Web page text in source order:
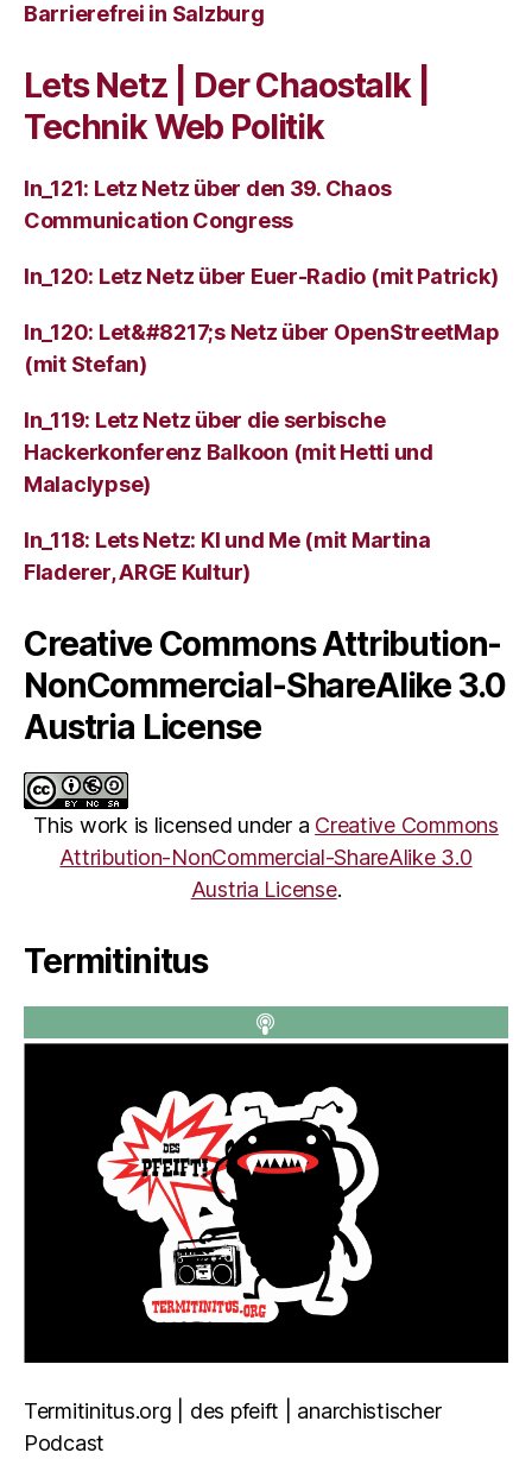
Barrierefrei in Salzburg
Lets Netz | Der Chaostalk |
Technik Web Politik
ln_121: Letz Netz über den 39. Chaos
Communication Congress
ln_120: Letz Netz über Euer-Radio (mit Patrick)
ln_120: Let&#8217;s Netz über OpenStreetMap
(mit Stefan)
ln_119: Letz Netz über die serbische
Hackerkonferenz Balkoon (mit Hetti und
Malaclypse)
ln_118: Lets Netz: KI und Me (mit Martina
Fladerer, ARGE Kultur)
Creative Commons Attribution-
NonCommercial-ShareAlike 3.0
Austria License
This work is licensed under a Creative Commons
Attribution-NonCommercial-ShareAlike 3.0
Austria License.
Termitinitus
Termitinitus.org | des pfeift | anarchistischer
Podcast